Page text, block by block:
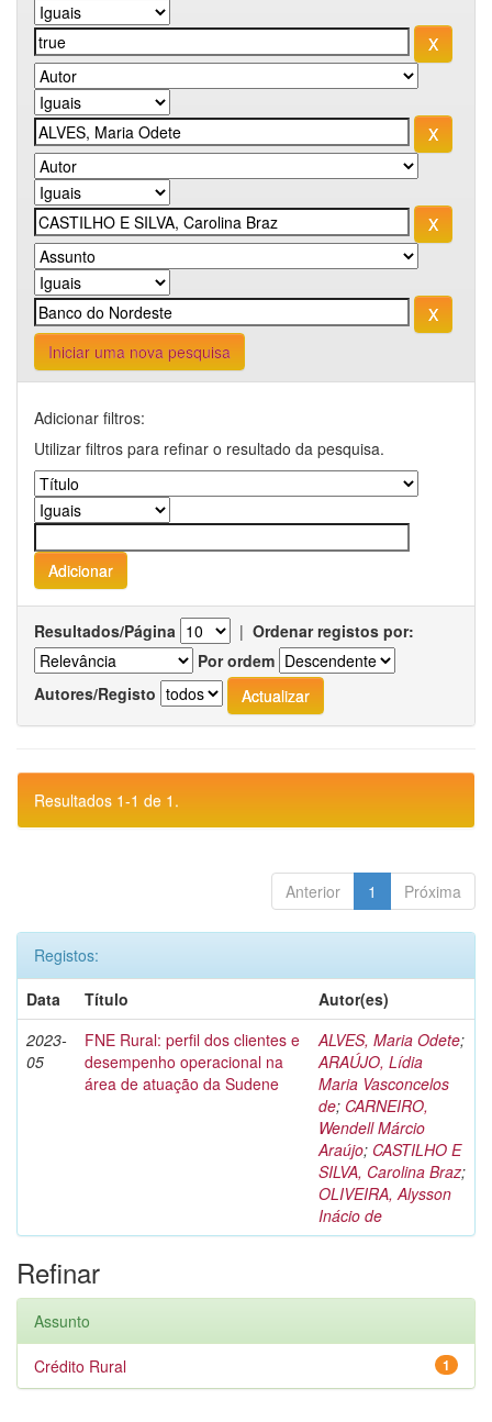
Iniciar uma nova pesquisa
Adicionar filtros:
Utilizar filtros para refinar o resultado da pesquisa.
Resultados/Página | Ordenar registos por:
Por ordem
Autores/Registo
Resultados 1-1 de 1.
Anterior 1 Próxima
Registos:
Data
Título
Autor(es)
2023-
05
FNE Rural: perfil dos clientes e
desempenho operacional na
área de atuação da Sudene
ALVES, Maria Odete;
ARAÚJO, Lídia
Maria Vasconcelos
de; CARNEIRO,
Wendell Márcio
Araújo; CASTILHO E
SILVA, Carolina Braz;
OLIVEIRA, Alysson
Inácio de
Refinar
Assunto
1
Crédito Rural